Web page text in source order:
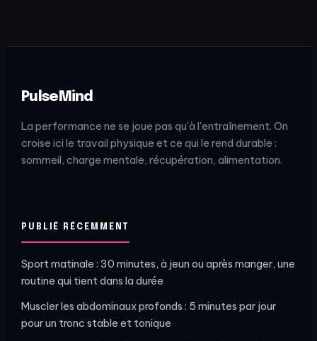
PulseMind
La performance ne se joue pas qu'à l'entraînement. On
croise ici le travail physique et ce qui le rend durable :
sommeil, charge mentale, récupération, alimentation.
PUBLIÉ RÉCEMMENT
Sport matinale : 30 minutes, à jeun ou après manger, une
routine qui tient dans la durée
Muscler les abdominaux profonds : 5 minutes par jour
pour un tronc stable et tonique